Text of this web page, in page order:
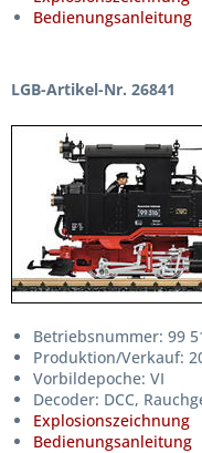
Bedienungsanleitung
LGB-Artikel-Nr. 26841
Betriebsnummer: 99
Produktion/Verkauf:
Vorbildepoche: VI
Decoder: DCC,
Explosionszeichnung
Bedienungsanleitung